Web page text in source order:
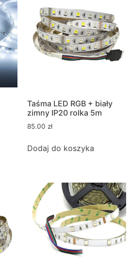
Taśma LED RGB + biały
zimny IP20 rolka 5m
85.00 zł
Dodaj do koszyka